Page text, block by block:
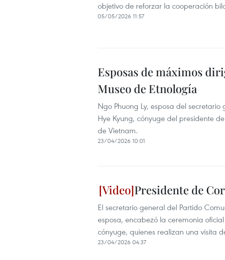
objetivo de reforzar la cooperación
05/05/2026 11:57
Esposas de máximos
Museo de Etnología
Ngo Phuong Ly, esposa del
Hye Kyung, cónyuge del presidente
de Vietnam.
23/04/2026 10:01
Presidente de
El secretario general del Partido
esposa, encabezó la ceremonia
cónyuge, quienes realizan una visita
23/04/2026 04:37